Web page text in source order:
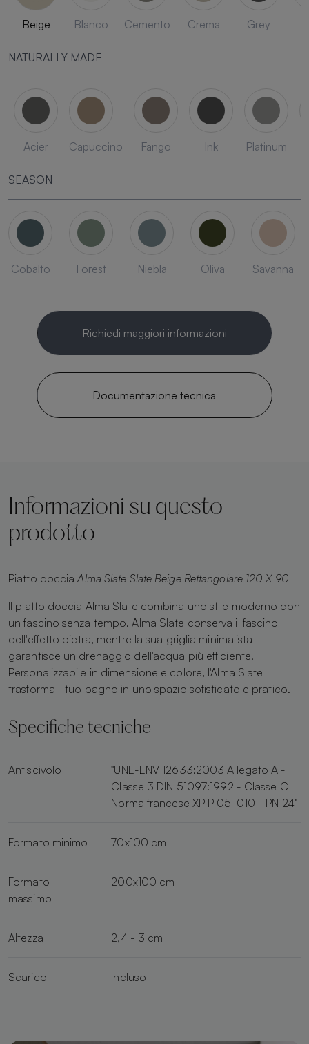
Beige Blanco Cemento Crema Grey
NATURALLY MADE
Acier Capuccino Fango Ink Platinum
SEASON
Cobalto Forest Niebla Oliva Savanna
Richiedi maggiori informazioni
Documentazione tecnica
Informazioni su questo
prodotto
Piatto docciaAlma Slate Slate Beige Rettangolare 120 X 90
Il piatto doccia Alma Slate combina uno stile moderno con
un fascino senza tempo. Alma Slate conserva il fascino
dell'effetto pietra, mentre la sua griglia minimalista
garantisce un drenaggio dell'acqua più efficiente.
Personalizzabile in dimensione e colore, l'Alma Slate
trasforma il tuo bagno in uno spazio sofisticato e pratico.
Specifiche tecniche
Antiscivolo
"UNE-ENV 12633:2003 Allegato A -
Classe 3 DIN 51097:1992 - Classe C
Norma francese XP P 05-010 - PN 24"
Formato minimo 70x100 cm
Formato
massimo
200x100 cm
Altezza 2,4 - 3 cm
Scarico Incluso